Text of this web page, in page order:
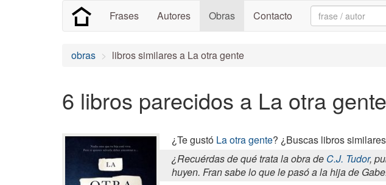
Frases Autores Obras Contacto Search:
obras libros similares a La otra gente
6 libros parecidos a La otra gente
¿Te gustó La otra gente? ¿Buscas libros
¿Recuérdas de qué trata la obra de C.J. Tudor,
huyen. Fran sabe lo que le pasó a la hija de